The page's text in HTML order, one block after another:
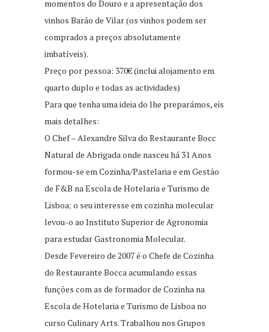
momentos do Douro e a apresentação dos
vinhos Barão de Vilar (os vinhos podem ser
comprados a preços absolutamente
imbatíveis).
Preço por pessoa: 370€ (inclui alojamento em
quarto duplo e todas as actividades)
Para que tenha uma ideia do lhe preparámos, eis
mais detalhes:
O Chef – Alexandre Silva do Restaurante Bocc
Natural de Abrigada onde nasceu há 31 Anos
formou-se em Cozinha/Pastelaria e em Gestão
de F&B na Escola de Hotelaria e Turismo de
Lisboa; o seu interesse em cozinha molecular
levou-o ao Instituto Superior de Agronomia
para estudar Gastronomia Molecular.
Desde Fevereiro de 2007 é o Chefe de Cozinha
do Restaurante Bocca acumulando essas
funções com as de formador de Cozinha na
Escola de Hotelaria e Turismo de Lisboa no
curso Culinary Arts. Trabalhou nos Grupos